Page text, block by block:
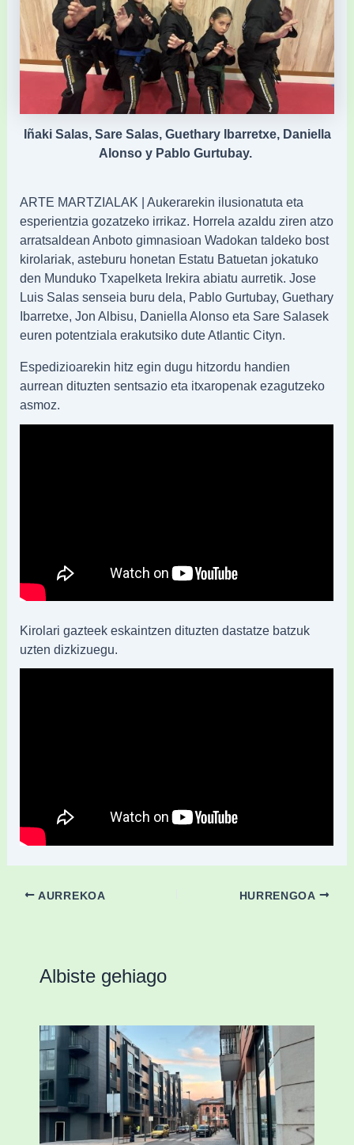
Iñaki Salas, Sare Salas, Guethary Ibarretxe, Daniella
Alonso y Pablo Gurtubay.
ARTE MARTZIALAK | Aukerarekin ilusionatuta eta
esperientzia gozatzeko irrikaz. Horrela azaldu ziren atzo
arratsaldean Anboto gimnasioan Wadokan taldeko bost
kirolariak, asteburu honetan Estatu Batuetan jokatuko
den Munduko Txapelketa Irekira abiatu aurretik. Jose
Luis Salas senseia buru dela, Pablo Gurtubay, Guethary
Ibarretxe, Jon Albisu, Daniella Alonso eta Sare Salasek
euren potentziala erakutsiko dute Atlantic Cityn.
Espedizioarekin hitz egin dugu hitzordu handien
aurrean dituzten sentsazio eta itxaropenak ezagutzeko
asmoz.
Kirolari gazteek eskaintzen dituzten dastatze batzuk
uzten dizkizuegu.
AURREKOA HURRENGOA
Albiste gehiago